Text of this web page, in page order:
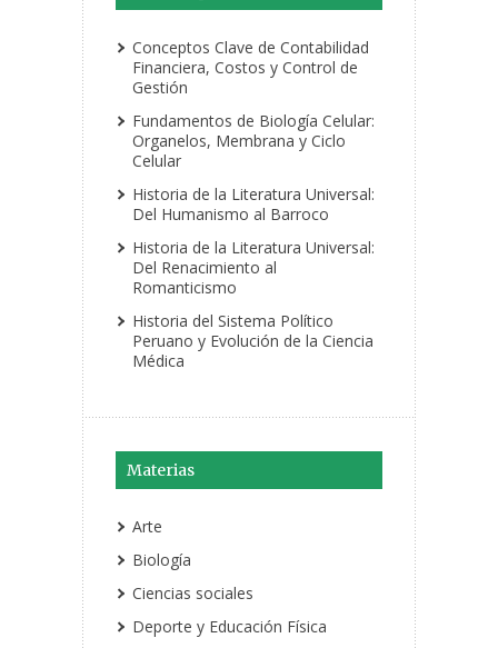
Conceptos Clave de Contabilidad
Financiera, Costos y Control de
Gestión
Fundamentos de Biología Celular:
Organelos, Membrana y Ciclo
Celular
Historia de la Literatura Universal:
Del Humanismo al Barroco
Historia de la Literatura Universal:
Del Renacimiento al
Romanticismo
Historia del Sistema Político
Peruano y Evolución de la Ciencia
Médica
Materias
Arte
Biología
Ciencias sociales
Deporte y Educación Física